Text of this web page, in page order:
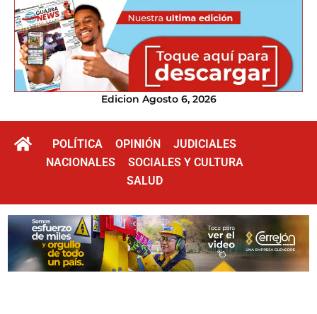
Edicion Agosto 6, 2026
POLÍTICA OPINIÓN
JUDICIALES
NACIONALES
SOCIALES Y CULTURA
SALUD